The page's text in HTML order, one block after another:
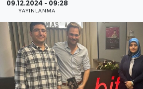
09.12.2024 - 09:28
YAYINLANMA
SAĞLIK
EĞİTİM
İLÇE HABERLERİ
KÜLTÜR-SANAT
Son Dakika Haberleri
Haber Arşivi